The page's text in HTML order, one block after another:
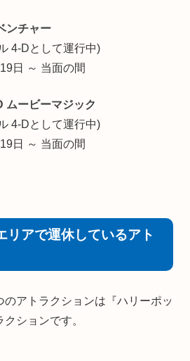
ンチャー
4-Dとして運行中)
日 ～ 当面の間
ムービーマジック
4-Dとして運行中)
日 ～ 当面の間
リアで運休しているアト
のアトラクションは『ハリーポッ
ションです。